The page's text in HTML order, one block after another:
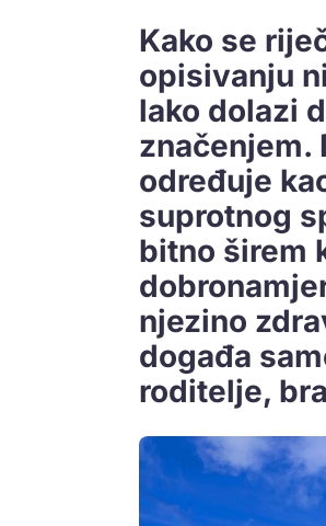
Kako se
opisivanju
lako dolazi
značenjem.
određuje
suprotnog
bitno širem
njezino
događa
roditelje,